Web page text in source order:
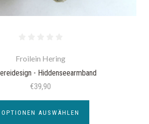
Froilein Hering
- Hiddenseearmband
€39,90
OPTIONEN AUSWÄHLEN